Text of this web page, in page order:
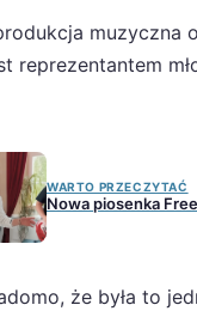
muzyczna
reprezentantem
WARTO PRZECZYTAĆ
Nowa piosenka
że była to